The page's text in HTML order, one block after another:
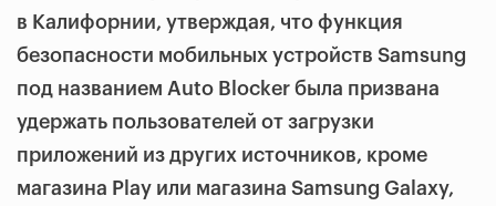
в Калифорнии, утверждая, что функция
безопасности мобильных устройств Samsung
под названием Auto Blocker была призвана
удержать пользователей от загрузки
приложений из других источников, кроме
магазина Play или магазина Samsung Galaxy,